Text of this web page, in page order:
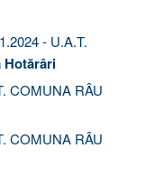
- U.A.T.
Hotărâri
COMUNA RÂU
COMUNA RÂU